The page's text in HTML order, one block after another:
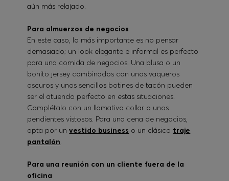
aún más relajado.
Para almuerzos de negocios
En este caso, lo más importante es no pensar
demasiado; un look elegante e informal es perfecto
para una comida de negocios. Una blusa o un
bonito jersey combinados con unos vaqueros
oscuros y unos sencillos botines de tacón pueden
ser el atuendo perfecto en estas situaciones.
Complétalo con un llamativo collar o unos
pendientes vistosos. Para una cena de negocios,
opta por unvestido business o un clásico traje
pantalón.
Para una reunión con un cliente fuera de la
oficina